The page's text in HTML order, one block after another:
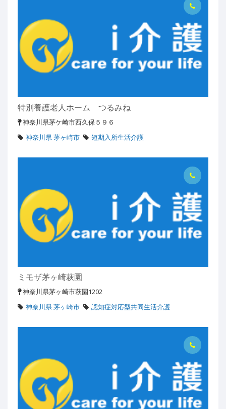
特別養護老人ホーム つるみね
神奈川県茅ケ崎市西久保５９６
神奈川県 茅ヶ崎市
短期入所生活介護
ミモザ茅ヶ崎萩園
神奈川県茅ヶ崎市萩園1202
神奈川県 茅ヶ崎市
認知症対応型共同生活介護